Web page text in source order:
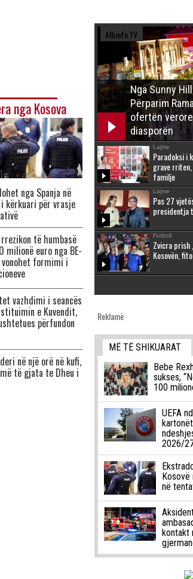
nga Kosova
nga Spanja në
i kërkuari për vrasje
rrezikon të humbasë
milionë euro nga BE-
vonohet formimi i
vazhdimi i seancës
e Kuvendit,
përfundon
në një orë në kufi,
të gjata te Dheu i
Albinfo.TV
Nga Sunny
Përparim
ofertën
diasporën
Lajme
Paradoksi i
grave
familje
Lajme
Pas 27
presidentja
Futboll
Zvicra prish
Kosovën,
Reklamë
MË TË SHIKUARAT
Bebe
sukses,
100
UEFA
2026/
Kosovë
në
kontakt